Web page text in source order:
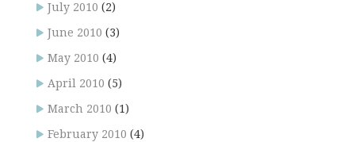
July 2010 (2)
June 2010 (3)
May 2010 (4)
April 2010 (5)
March 2010 (1)
February 2010 (4)